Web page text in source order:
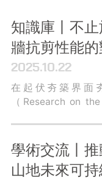
知識庫丨不
牆抗剪性能
2025.10.22
在起伏夯築界面
（Research on
制，發現傳統的水
能力較差。爲應對
不同的夯土牆，對
學術交流丨
山地未來可